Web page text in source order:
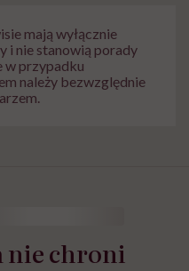
mają wyłącznie
i nie stanowią porady
w przypadku
należy bezwzględnie
nie chroni